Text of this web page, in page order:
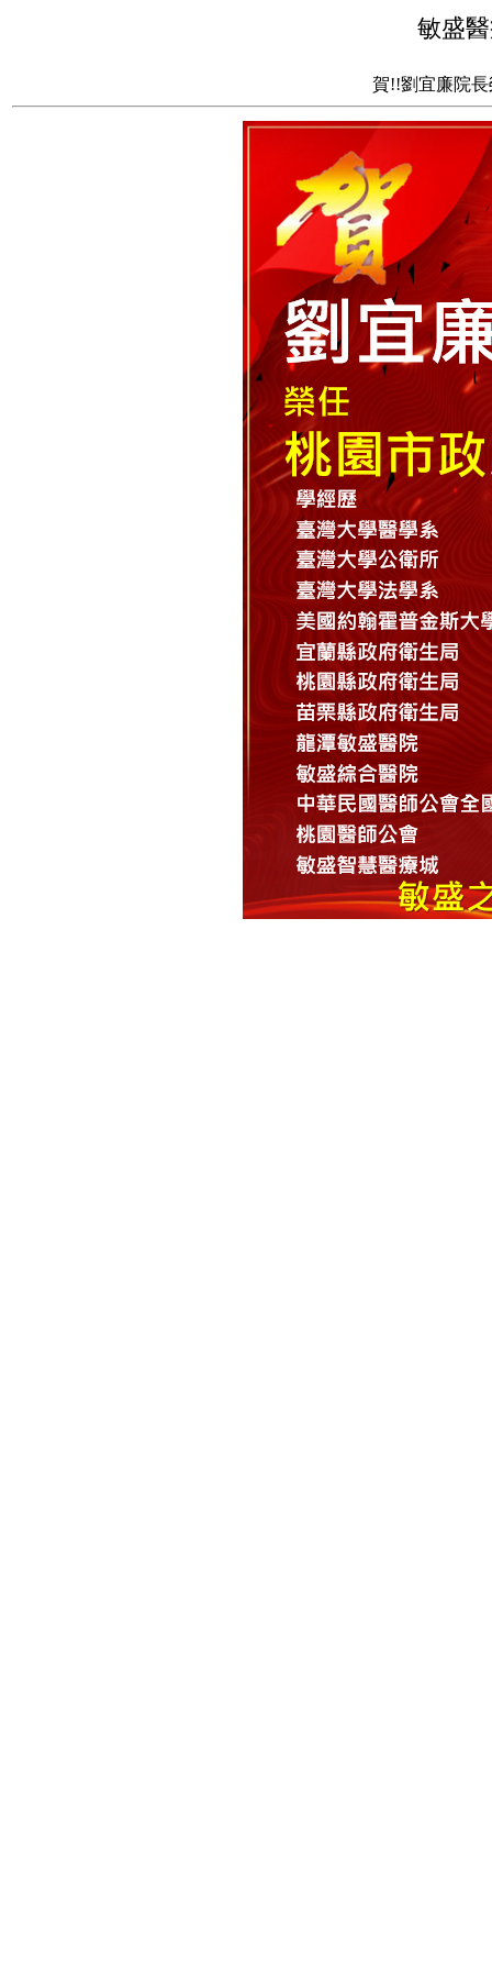
敏盛
賀!!劉宜廉院